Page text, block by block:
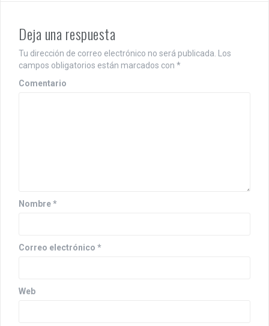
a
c
i
ó
n
t
r
a
a
Deja una respuesta
Tu dirección de correo electrónico no será publicada. Los
campos obligatorios están marcados con *
Comentario
Nombre*
Correo electrónico *
Web